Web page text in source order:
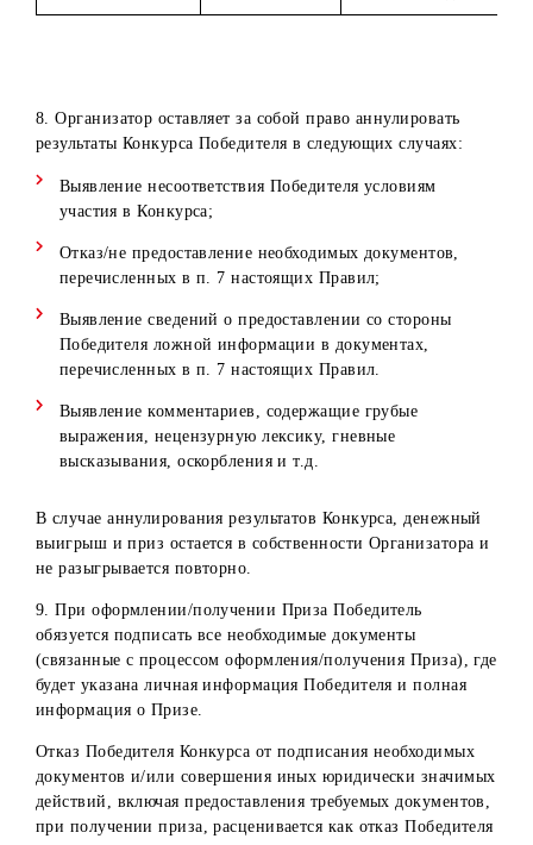
Ипак Йули, (в
область
Центр
обслуживания
Навоийская
область, г.
Наманганская
область
Центр
в г.Наманган
Наманганская
Наманган, ул.
Нодира, д.1
Центр
обслуживания
в г.Самарканд
Сурхандарьинская
Центр
обслуживания
в г.Термез
Сырдарьинская
область
Центр
обл, г.
д.68
Центр
обслуживания
Ташкентская
г.Янгиюль, ул.